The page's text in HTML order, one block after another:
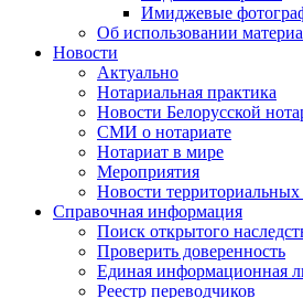
Имиджевые
Об использовании
Новости
Актуально
Нотариальная практика
Новости Белорусской
СМИ о нотариате
Нотариат в мире
Мероприятия
Новости
Справочная информация
Поиск открытого
Проверить доверенность
Единая информационная
Реестр переводчиков